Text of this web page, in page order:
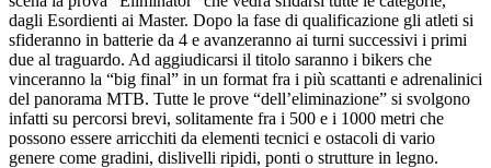
dagli Esordienti ai Master. Dopo la fase di qualificazione gli atleti si
sfideranno in batterie da 4 e avanzeranno ai turni successivi i primi
due al traguardo. Ad aggiudicarsi il titolo saranno i bikers che
vinceranno la “big final” in un format fra i più scattanti e adrenalinici
del panorama MTB. Tutte le prove “dell’eliminazione” si svolgono
infatti su percorsi brevi, solitamente fra i 500 e i 1000 metri che
possono essere arricchiti da elementi tecnici e ostacoli di vario
genere come gradini, dislivelli ripidi, ponti o strutture in legno.